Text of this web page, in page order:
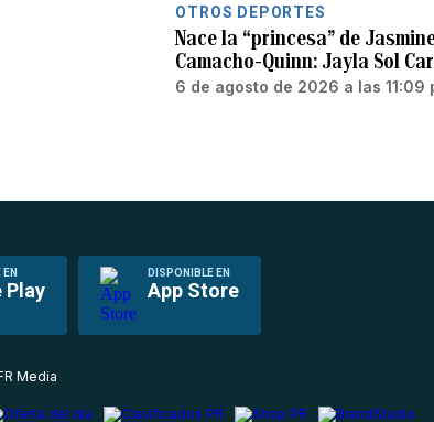
OTROS DEPORTES
Nace la “princesa” de
Camacho-Quinn: Jayla Sol
6 de agosto de 2026 a las 11:09
Play
DISPONIBLE EN
App Store
Media